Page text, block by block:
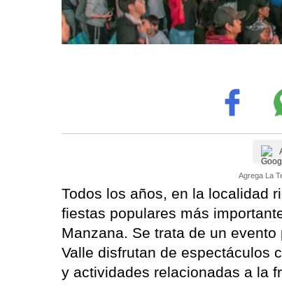
Agrega La
Todos los años, en la localidad
fiestas populares más
Manzana. Se trata de un
Valle disfrutan de espectáculos
y actividades relacionadas a la